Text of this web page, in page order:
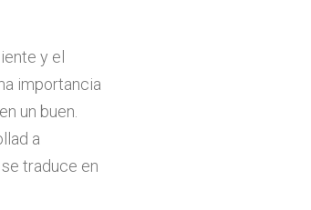
y el
importancia
un buen.
a
traduce en